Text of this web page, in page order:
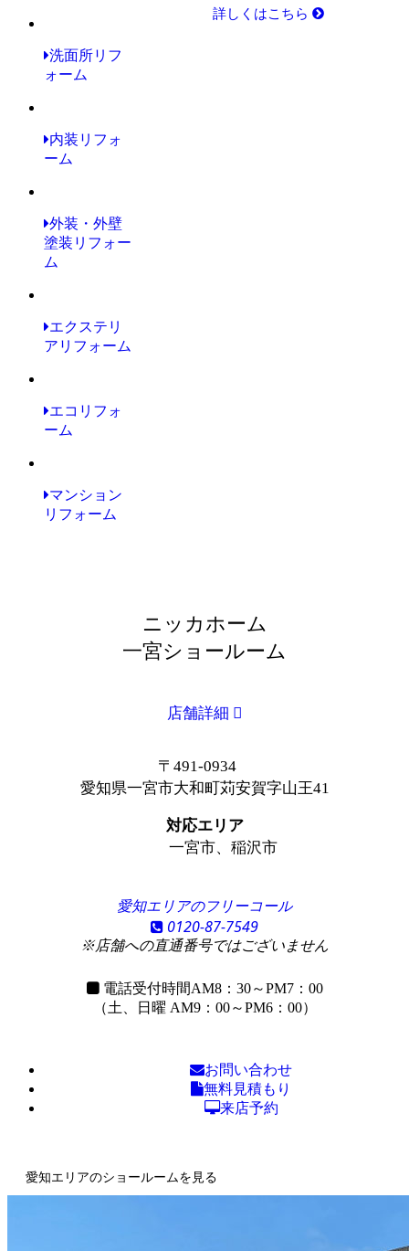
詳しくはこちら
洗面所リフ
ォーム
内装リフォ
ーム
外装・外壁
塗装リフォー
ム
エクステリ
アリフォーム
エコリフォ
ーム
マンション
リフォーム
ニッカホーム
一宮ショールーム
店舗詳細
〒491-0934
愛知県一宮市大和町苅安賀字山王41
対応エリア
一宮市、稲沢市
愛知エリアのフリーコール
0120-87-7549
※店舗への直通番号ではございません
電話受付時間AM8：30～PM7：00
（土、日曜 AM9：00～PM6：00）
お問い合わせ
無料見積もり
来店予約
愛知エリアのショールームを見る